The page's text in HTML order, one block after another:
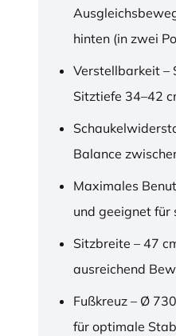
hinten (in zwei
Verstellbarkeit –
Sitztiefe 34–42
Balance
Maximales
und geeignet für
Sitzbreite – 47
ausreichend
Fußkreuz – Ø
für optimale